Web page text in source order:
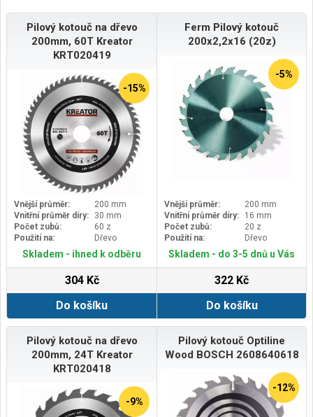
Pilový kotouč na dřevo
200mm, 60T Kreator
KRT020419
-15%
Vnější průměr:
200 mm
Vnitřní průměr díry:
30 mm
Počet zubů:
60 z
Použití na:
Dřevo
Skladem - ihned k odběru
304 Kč
Do košíku
Ferm Pilový kotouč
200x2,2x16 (20z)
-5%
Vnější průměr:
200 mm
Vnitřní průměr díry:
16 mm
Počet zubů:
20 z
Použití na:
Dřevo
Skladem - do 3-5 dnů u Vás
322 Kč
Do košíku
Pilový kotouč na dřevo
200mm, 24T Kreator
KRT020418
-9%
Pilový kotouč Optiline
Wood BOSCH 2608640618
-12%